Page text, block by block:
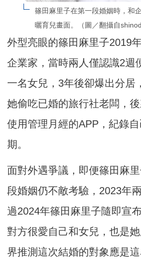
篠田麻里子在第一段婚姻時，和
曬育兒畫面。（圖／翻攝自
外型亮眼的篠田麻里子2019
企業家，當時兩人僅認識2週
一名女兒，3年後卻爆出分居
她偷吃已婚的旅行社老闆，
使用管理月經的APP，紀錄
期。
面對外遇爭議，即便篠田麻
段婚姻仍不敵考驗，2023年
過2024年篠田麻里子隨即宣
對方很愛自己和女兒，也是
界推測這次結婚的對象應是這